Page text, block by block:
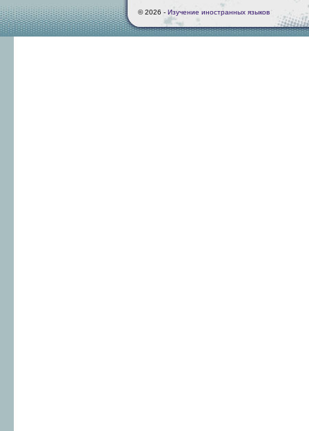
© 2026 - Изучение иностранных языков